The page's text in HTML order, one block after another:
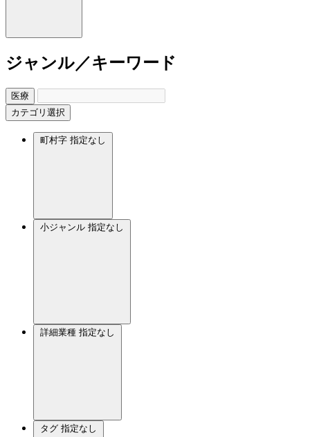
ジャンル／キーワード
医療
カテゴリ選択
町村字 指定なし
小ジャンル 指定なし
詳細業種 指定なし
タグ 指定なし